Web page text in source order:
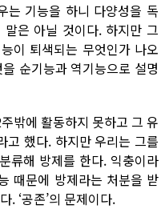
는 기능을 하니 다양성을 독
은 아닐 것이다. 하지만 그
이 퇴색되는 무엇인가 나오
순기능과 역기능으로 설명
밖에 활동하지 못하고 그 유
고 했다. 하지만 우리는 그를
류해 방제를 한다. 익충이라
때문에 방제라는 처분을 받
. ‘공존’의 문제이다.